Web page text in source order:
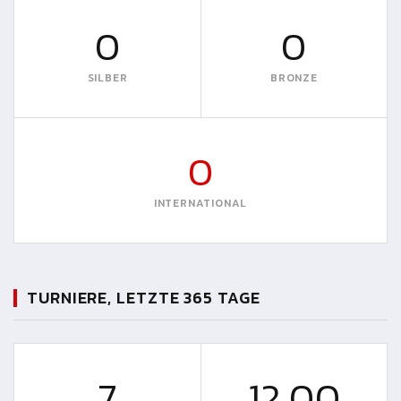
0
SILBER
0
BRONZE
0
INTERNATIONAL
TURNIERE, LETZTE 365 TAGE